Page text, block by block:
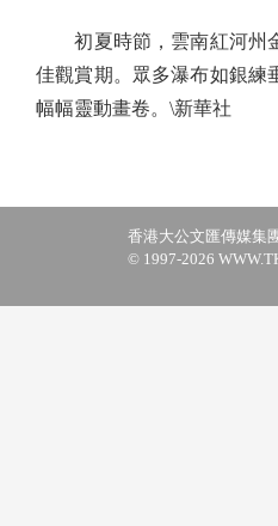
初夏時節，雲南紅河州
佳觀賞期。眾多瀑布如銀練
幅幅靈動畫卷。\新華社
香港大公文匯傳媒集
© 1997-2026